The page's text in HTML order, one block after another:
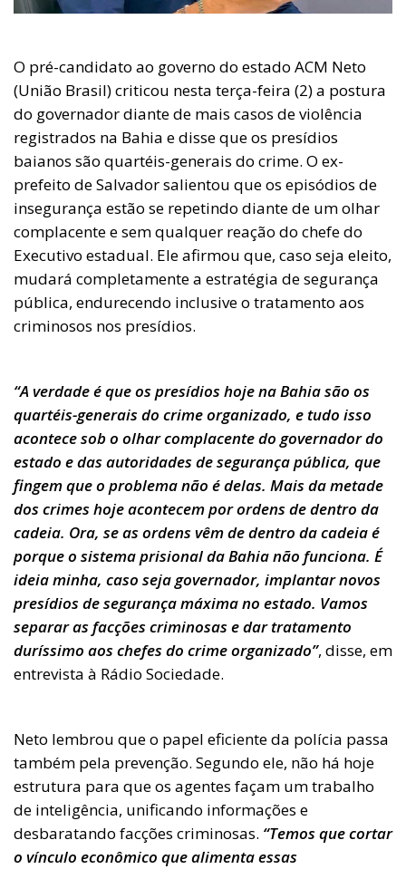
O pré-candidato ao governo do estado ACM Neto
(União Brasil) criticou nesta terça-feira (2) a postura
do governador diante de mais casos de violência
registrados na Bahia e disse que os presídios
baianos são quartéis-generais do crime. O ex-
prefeito de Salvador salientou que os episódios de
insegurança estão se repetindo diante de um olhar
complacente e sem qualquer reação do chefe do
Executivo estadual. Ele afirmou que, caso seja eleito,
mudará completamente a estratégia de segurança
pública, endurecendo inclusive o tratamento aos
criminosos nos presídios.
“A verdade é que os presídios hoje na Bahia são os
quartéis-generais do crime organizado, e tudo isso
acontece sob o olhar complacente do governador do
estado e das autoridades de segurança pública, que
fingem que o problema não é delas. Mais da metade
dos crimes hoje acontecem por ordens de dentro da
cadeia. Ora, se as ordens vêm de dentro da cadeia é
porque o sistema prisional da Bahia não funciona. É
ideia minha, caso seja governador, implantar novos
presídios de segurança máxima no estado. Vamos
separar as facções criminosas e dar tratamento
duríssimo aos chefes do crime organizado”, disse, em
entrevista à Rádio Sociedade.
Neto lembrou que o papel eficiente da polícia passa
também pela prevenção. Segundo ele, não há hoje
estrutura para que os agentes façam um trabalho
de inteligência, unificando informações e
desbaratando facções criminosas. “Temos que cortar
o vínculo econômico que alimenta essas